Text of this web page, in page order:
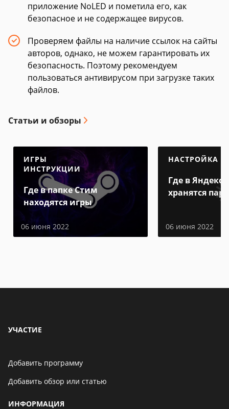
приложение NoLED и пометила его, как
безопасное и не содержащее вирусов.
Проверяем файлы на наличие ссылок на сайты
авторов, однако, не можем гарантировать их
безопасность. Поэтому рекомендуем
пользоваться антивирусом при загрузке таких
файлов.
Статьи и обзоры
ИГРЫ
ИНСТРУКЦИИ
Где в папке Стим
находятся игры
06 июня 2022
НАСТРОЙКА
Где в Яндекс
хранятся
06 июня 2022
УЧАСТИЕ
Добавить программу
Добавить обзор или статью
ИНФОРМАЦИЯ